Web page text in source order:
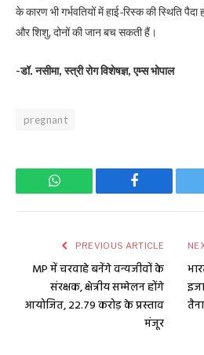
के कारण भी गर्भवतियों में हाई-रिस्क की स्थिति
और शिशु, दोनों की जान बच सकती हैं।
-डॉ. नसीमा, स्त्री रोग विशेषज्ञ, एम्स भोपाल
pregnant
WhatsApp Facebook
PREVIOUS ARTICLE
MP में चरवाहे बनेंगे वन्यजीवों के
संरक्षक, क्षेत्रीय सम्मेलन होंगे
आयोजित, ₹22.79 करोड़ के प्रस्ताव
मंजूर